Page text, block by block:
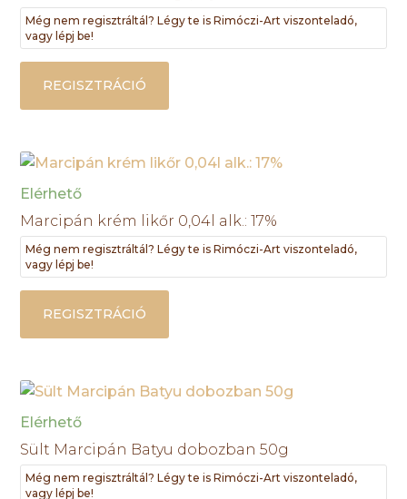
Még nem regisztráltál? Légy te is Rimóczi-Art viszonteladó,
vagy lépj be!
REGISZTRÁCIÓ
Elérhető
Marcipán krém likőr 0,04l alk.: 17%
Még nem regisztráltál? Légy te is Rimóczi-Art viszonteladó,
vagy lépj be!
REGISZTRÁCIÓ
Elérhető
Sült Marcipán Batyu dobozban 50g
Még nem regisztráltál? Légy te is Rimóczi-Art viszonteladó,
vagy lépj be!